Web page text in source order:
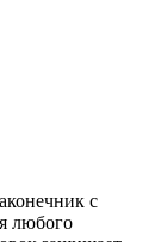
с
любого